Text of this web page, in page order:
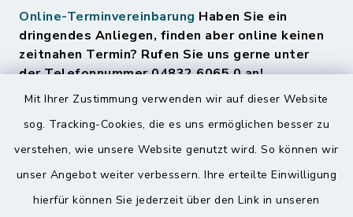
Mit Ihrer Zustimmung verwenden wir auf dieser Website
sog. Tracking-Cookies, die es uns ermöglichen besser zu
verstehen, wie unsere Website genutzt wird. So können wir
unser Angebot weiter verbessern. Ihre erteilte Einwilligung
hierfür können Sie jederzeit über den Link in unseren
Online-Terminvereinbarung Haben Sie ein
dringendes Anliegen, finden aber online keinen
zeitnahen Termin? Rufen Sie uns gerne unter
der Telefonnummer 04832 6065 0 an!
Quicklinks
Amt Mitteldithmarschen
Speicherkoog Meldorfer Koog